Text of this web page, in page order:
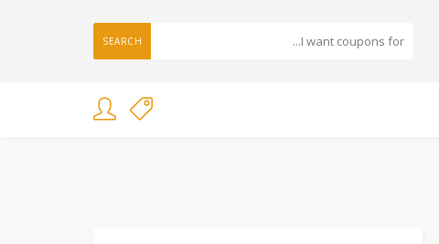
SEARCH